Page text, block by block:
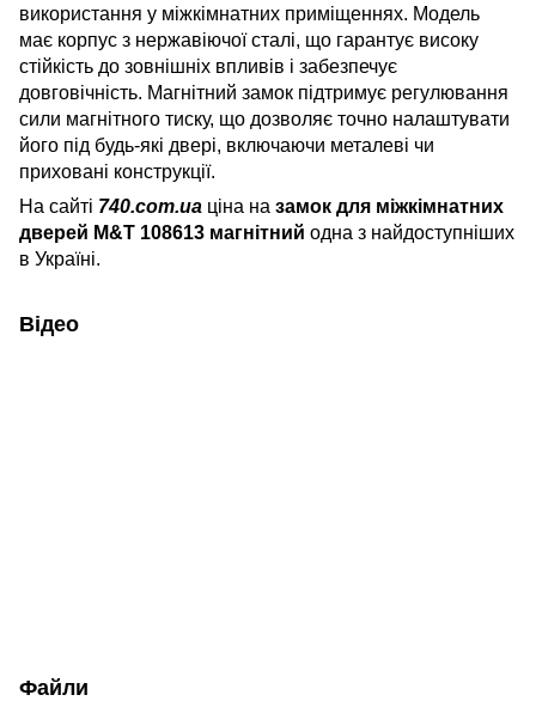
використання у міжкімнатних приміщеннях. Модель
має корпус з нержавіючої сталі, що гарантує високу
стійкість до зовнішніх впливів і забезпечує
довговічність. Магнітний замок підтримує регулювання
сили магнітного тиску, що дозволяє точно налаштувати
його під будь-які двері, включаючи металеві чи
приховані конструкції.
На сайті 740.com.ua ціна на замок для міжкімнатних
дверей M&T 108613 магнітний одна з найдоступніших
в Україні.
Відео
Файли